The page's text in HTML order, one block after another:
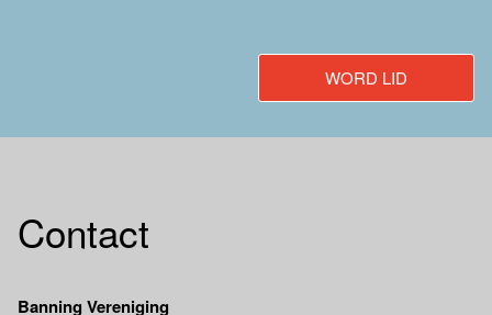
WORD LID
Contact
Banning Vereniging